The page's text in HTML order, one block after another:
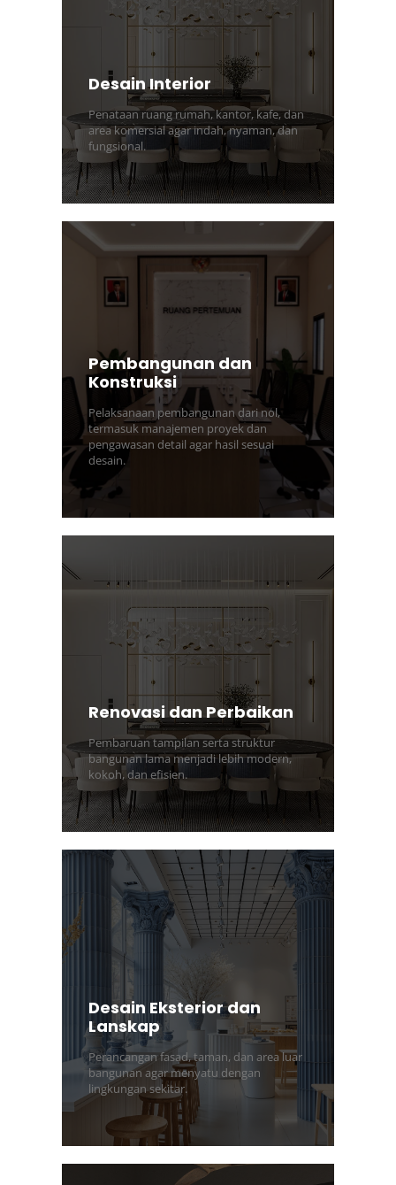
Desain Interior
Penataan ruang rumah, kantor, kafe, dan
area komersial agar indah, nyaman, dan
fungsional.
Pembangunan dan
Konstruksi
Pelaksanaan pembangunan dari nol,
termasuk manajemen proyek dan
pengawasan detail agar hasil sesuai
desain.
Renovasi dan Perbaikan
Pembaruan tampilan serta struktur
bangunan lama menjadi lebih modern,
kokoh, dan efisien.
Desain Eksterior dan
Lanskap
Perancangan fasad, taman, dan area luar
bangunan agar menyatu dengan
lingkungan sekitar.